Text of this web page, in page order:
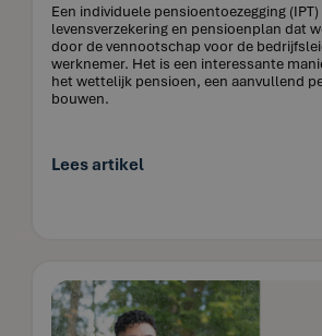
Een individuele pensioentoezegging (IPT)
levensverzekering en pensioenplan dat
door de vennootschap voor de
werknemer. Het is een interessante
het wettelijk pensioen, een aanvullend
bouwen.
Lees artikel